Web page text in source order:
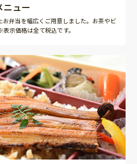
ニュー
お弁当を幅広くご用意しました。お茶やビ
示価格は全て税込です。